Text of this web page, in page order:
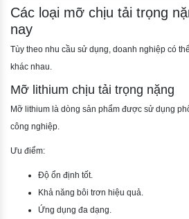
Các loại mỡ chịu tải trọng
nay
Tùy theo nhu cầu sử dụng, doanh nghiệp có
khác nhau.
Mỡ lithium chịu tải trọng nặng
Mỡ lithium là dòng sản phẩm được sử dụng
công nghiệp.
Ưu điểm:
Độ ổn định tốt.
Khả năng bôi trơn hiệu quả.
Ứng dụng đa dạng.